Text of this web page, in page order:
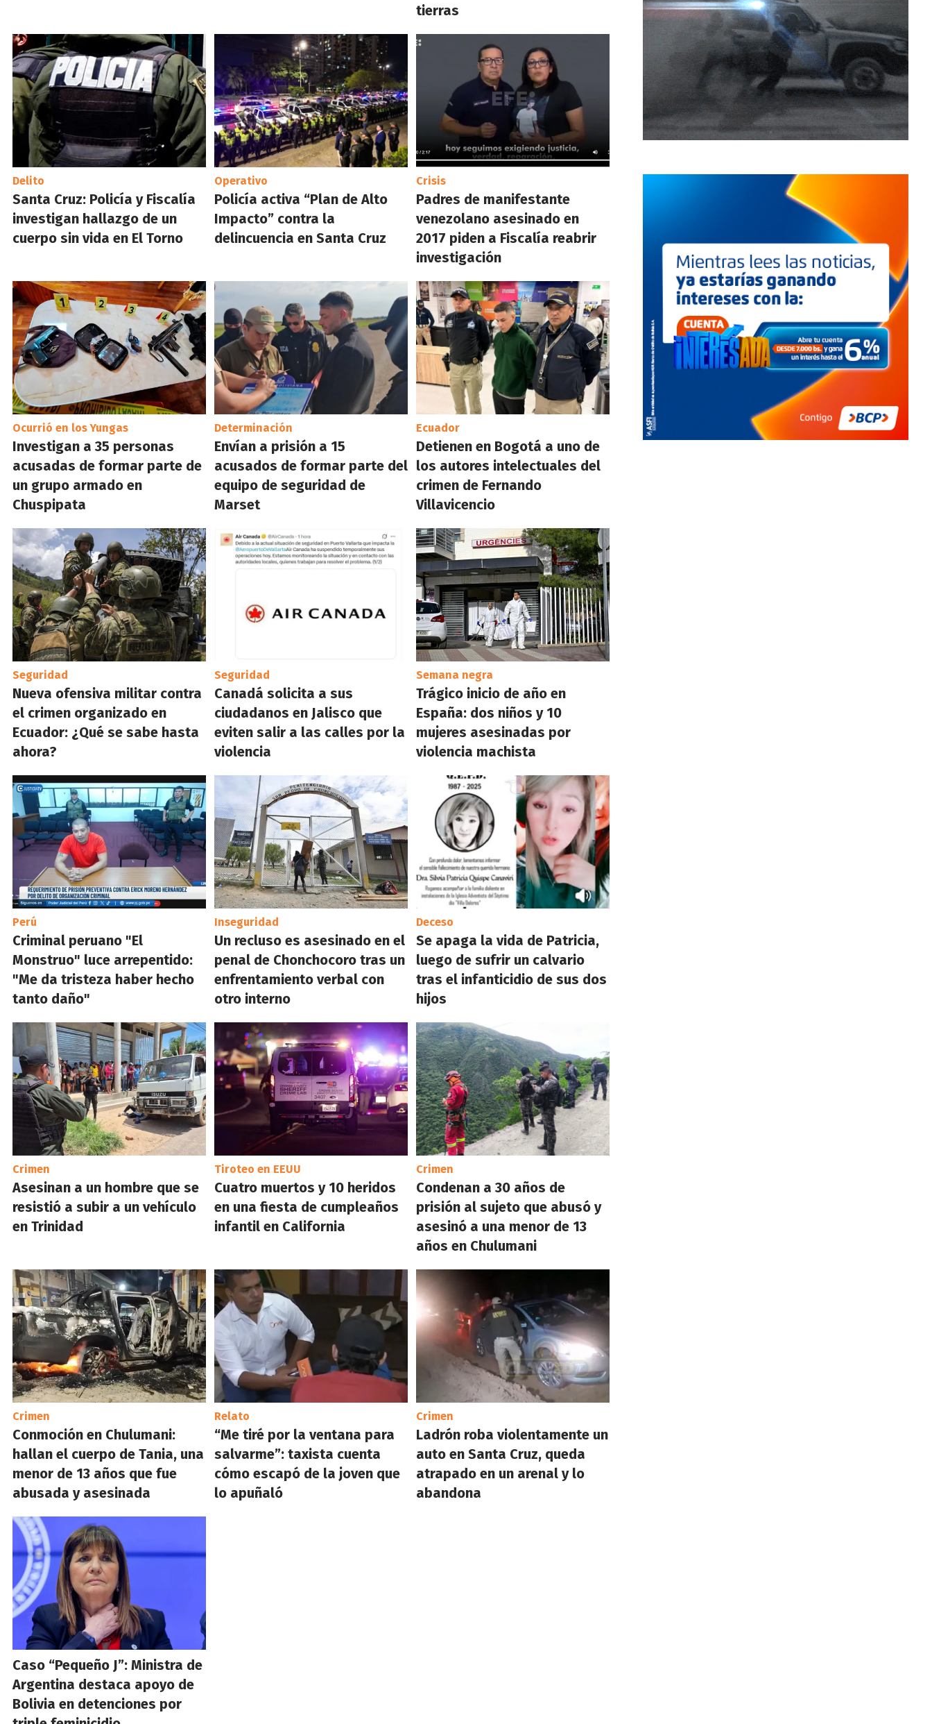
tierras
Delito
Santa Cruz: Policía y Fiscalía
investigan hallazgo de un
cuerpo sin vida en El Torno
Operativo
Policía activa “Plan de Alto
Impacto” contra la
delincuencia en Santa Cruz
Crisis
Padres de manifestante
venezolano asesinado en
2017 piden a Fiscalía reabrir
investigación
Ocurrió en los Yungas
Investigan a 35 personas
acusadas de formar parte de
un grupo armado en
Chuspipata
Determinación
Envían a prisión a 15
acusados de formar parte del
equipo de seguridad de
Marset
Ecuador
Detienen en Bogotá a uno de
los autores intelectuales del
crimen de Fernando
Villavicencio
Seguridad
Nueva ofensiva militar contra
el crimen organizado en
Ecuador: ¿Qué se sabe hasta
ahora?
Seguridad
Canadá solicita a sus
ciudadanos en Jalisco que
eviten salir a las calles por la
violencia
Semana negra
Trágico inicio de año en
España: dos niños y 10
mujeres asesinadas por
violencia machista
Perú
Criminal peruano "El
Monstruo" luce arrepentido:
"Me da tristeza haber hecho
tanto daño"
Inseguridad
Un recluso es asesinado en el
penal de Chonchocoro tras un
enfrentamiento verbal con
otro interno
Deceso
Se apaga la vida de Patricia,
luego de sufrir un calvario
tras el infanticidio de sus dos
hijos
Crimen
Asesinan a un hombre que se
resistió a subir a un vehículo
en Trinidad
Tiroteo en EEUU
Cuatro muertos y 10 heridos
en una fiesta de cumpleaños
infantil en California
Crimen
Condenan a 30 años de
prisión al sujeto que abusó y
asesinó a una menor de 13
años en Chulumani
Crimen
Conmoción en Chulumani:
hallan el cuerpo de Tania, una
menor de 13 años que fue
abusada y asesinada
Relato
“Me tiré por la ventana para
salvarme”: taxista cuenta
cómo escapó de la joven que
lo apuñaló
Crimen
Ladrón roba violentamente un
auto en Santa Cruz, queda
atrapado en un arenal y lo
abandona
Caso “Pequeño J”: Ministra de
Argentina destaca apoyo de
Bolivia en detenciones por